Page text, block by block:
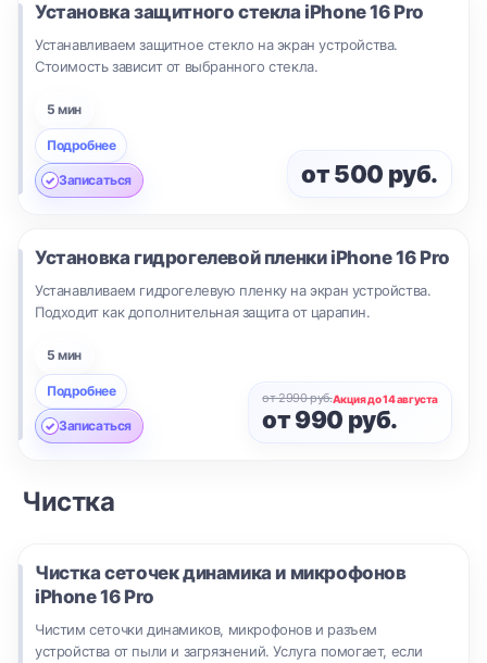
Установка защитного стекла iPhone 16 Pro
Устанавливаем защитное стекло на экран устройства.
Стоимость зависит от выбранного стекла.
5 мин
Подробнее
Записаться от 500 руб.
Установка гидрогелевой пленки iPhone 16 Pro
Устанавливаем гидрогелевую пленку на экран устройства.
Подходит как дополнительная защита от царапин.
5 мин
Подробнее
Записаться
от 2990 руб.Акция до 14 августа
от 990 руб.
Чистка
Чистка сеточек динамика и микрофонов
iPhone 16 Pro
Чистим сеточки динамиков, микрофонов и разъем
устройства от пыли и загрязнений. Услуга помогает, если